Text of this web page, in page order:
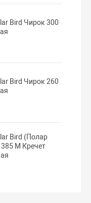
Bird Чирок 300
Bird Чирок 260
Bird (Полар
M Кречет